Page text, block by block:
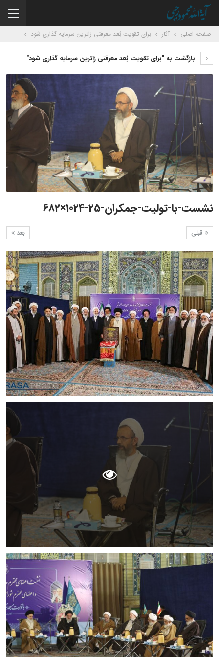
صفحه اصلی آثار برای تقویت بُعد معرفتی زائرین سرمایه گذاری شود
بازگشت به "برای تقویت بُعد معرفتی زائرین سرمایه گذاری شود"
نشست-با-تولیت-جمکران-25-1024×682
بعد قبلی